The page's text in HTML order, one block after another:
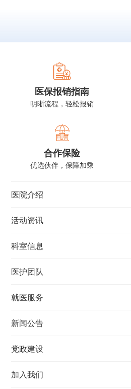
医保报销指南
明晰流程，轻松报销
合作保险
优选伙伴，保障加乘
医院介绍
活动资讯
科室信息
医护团队
就医服务
新闻公告
党政建设
加入我们